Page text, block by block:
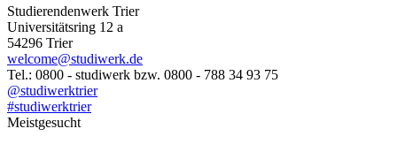
Studierendenwerk Trier
Universitätsring 12 a
54296 Trier
welcome@studiwerk.de
Tel.: 0800 - studiwerk bzw. 0800 - 788 34 93 75
@studiwerktrier
#studiwerktrier
Meistgesucht